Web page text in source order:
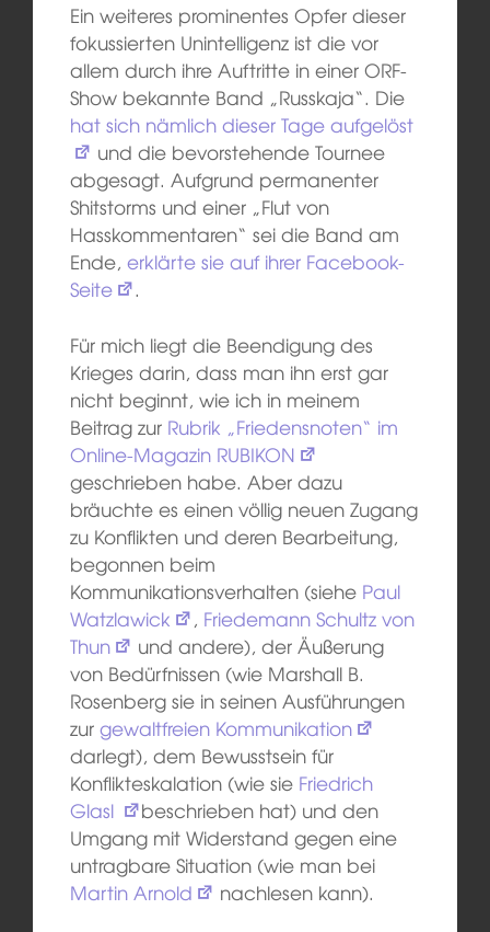
Ein weiteres prominentes Opfer dieser
fokussierten Unintelligenz ist die vor
allem durch ihre Auftritte in einer ORF-
Show bekannte Band „Russkaja“. Die
hat sich nämlich dieser Tage aufgelöst
und die bevorstehende Tournee
abgesagt. Aufgrund permanenter
Shitstorms und einer „Flut von
Hasskommentaren“ sei die Band am
Ende, erklärte sie auf ihrer Facebook-
Seite
.
Für mich liegt die Beendigung des
Krieges darin, dass man ihn erst gar
nicht beginnt, wie ich in meinem
Beitrag zur Rubrik „Friedensnoten“ im
Online-Magazin RUBIKON
geschrieben habe. Aber dazu
bräuchte es einen völlig neuen Zugang
zu Konflikten und deren Bearbeitung,
begonnen beim
Kommunikationsverhalten (siehe Paul
Watzlawick
, Friedemann Schultz von
Thun
und andere), der Äußerung
von Bedürfnissen (wie Marshall B.
Rosenberg sie in seinen Ausführungen
zur gewaltfreien Kommunikation
darlegt), dem Bewusstsein für
Konflikteskalation (wie sie Friedrich
Glasl
beschrieben hat) und den
Umgang mit Widerstand gegen eine
untragbare Situation (wie man bei
Martin Arnold
nachlesen kann).